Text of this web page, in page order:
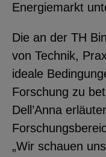
Energiemarkt
Die an der TH
von Technik,
ideale
Forschung zu
Dell’Anna
„Wir schauen